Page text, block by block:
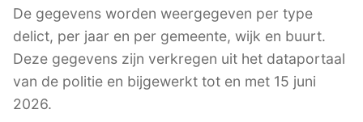
De gegevens worden weergegeven per type
delict, per jaar en per gemeente, wijk en buurt.
Deze gegevens zijn verkregen uit het dataportaal
van de politie en bijgewerkt tot en met 15 juni
2026.